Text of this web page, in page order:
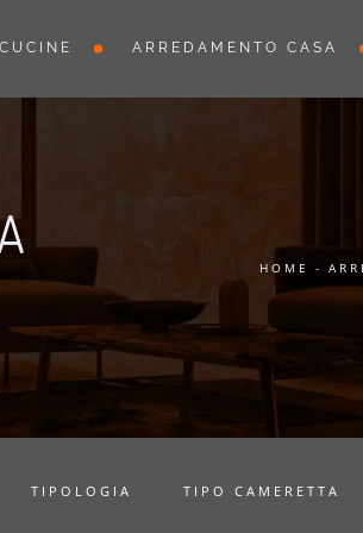
CUCINE ARREDAMENTO CASA
HOME -
TIPOLOGIA TIPO CAMERETTA